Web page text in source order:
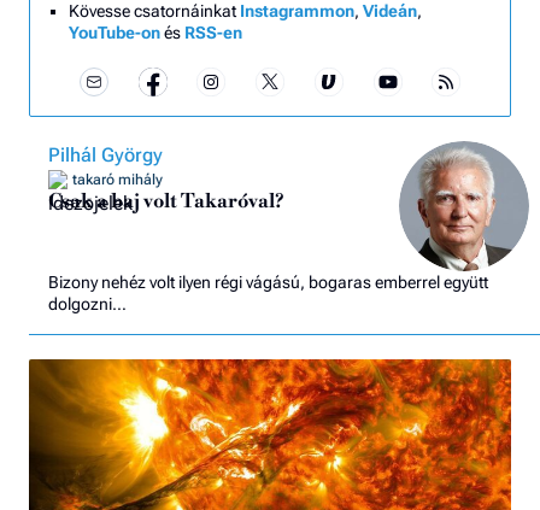
Kövesse csatornáinkat Instagrammon, Videán,
YouTube-onés RSS-en
Pilhál György
takaró mihály
Csak a baj volt Takaróval?
Bizony nehéz volt ilyen régi vágású, bogaras emberrel együtt
dolgozni…